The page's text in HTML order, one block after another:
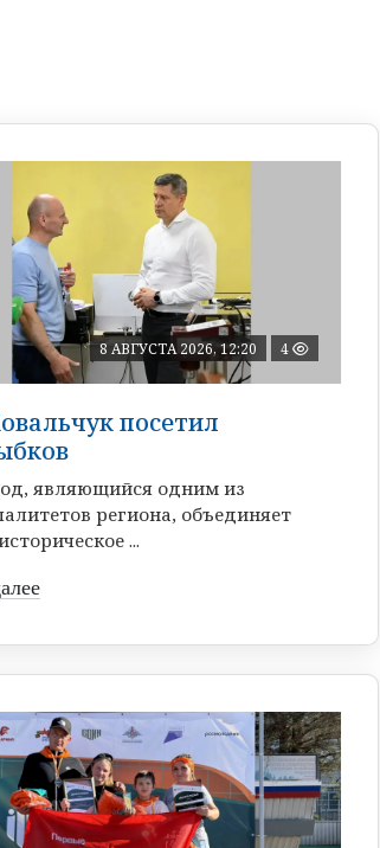
8 АВГУСТА 2026, 12:20 4
посетил
являющийся одним из
региона, объединяет
...